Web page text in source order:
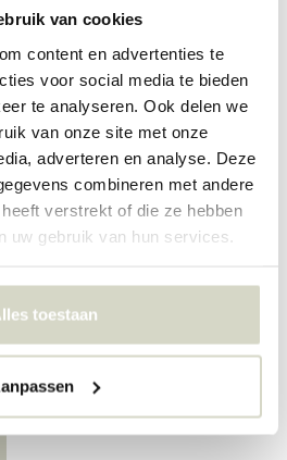
van cookies
content en advertenties te
voor social media te bieden
te analyseren. Ook delen we
van onze site met onze
adverteren en analyse. Deze
combineren met andere
verstrekt of die ze hebben
uw gebruik van hun services.
toestaan
vaatwasser, magnetron en oven. Per
zijn.
82073190
82073190
over dit product..